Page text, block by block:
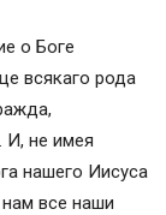
о Боге
всякаго рода
И, не имея
нашего Иисуса
все наши